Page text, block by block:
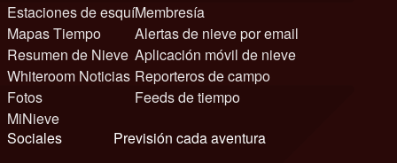
Estaciones de esquí
Mapas Tiempo
Resumen de Nieve
Whiteroom Noticias
Fotos
MiNieve
Membresía
Alertas de nieve por email
Aplicación móvil de nieve
Reporteros de campo
Feeds de tiempo
Sociales
Previsión cada aventura